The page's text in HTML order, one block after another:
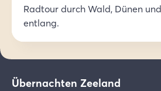
Radtour durch Wald, Dünen
entlang.
Übernachten Zeeland